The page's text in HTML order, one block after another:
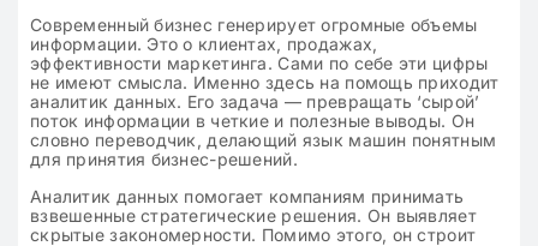
Современный бизнес генерирует огромные объемы
информации. Это о клиентах, продажах,
эффективности маркетинга. Сами по себе эти цифры
не имеют смысла. Именно здесь на помощь приходит
аналитик данных. Его задача — превращать ‘сырой’
поток информации в четкие и полезные выводы. Он
словно переводчик, делающий язык машин понятным
для принятия бизнес-решений.
Аналитик данных помогает компаниям принимать
взвешенные стратегические решения. Он выявляет
скрытые закономерности. Помимо этого, он строит